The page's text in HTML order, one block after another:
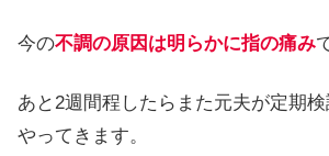
今の不調の原因は明らかに指の痛み
あと2週間程したらまた元夫が定期
やってきます。